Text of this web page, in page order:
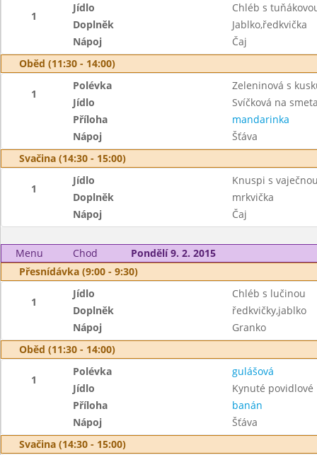
1
Jídlo
Chléb s
Doplněk
Jablko,ředkvička
Nápoj
Čaj
Oběd (11:30 - 14:00)
1
Polévka
Zeleninová s
Jídlo
Svíčková na
Příloha
mandarinka
Nápoj
Šťáva
Svačina (14:30 - 15:00)
1
Jídlo
Knuspi s
Doplněk
mrkvička
Nápoj
Čaj
Menu Chod
Pondělí 9. 2. 2015
Přesnídávka (9:00 - 9:30)
1
Jídlo
Chléb s lučinou
Doplněk
ředkvičky,jablko
Nápoj
Granko
Oběd (11:30 - 14:00)
1
Polévka
gulášová
Jídlo
Kynuté
Příloha
banán
Nápoj
Šťáva
Svačina (14:30 - 15:00)